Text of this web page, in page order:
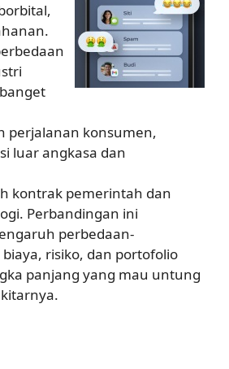
perjalanan konsumen,
luar angkasa dan
kontrak pemerintah dan
Perbandingan ini
perbedaan-
risiko, dan portofolio
panjang yang mau untung